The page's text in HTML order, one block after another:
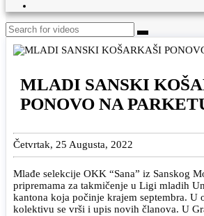
MLADI SANSKI
PONOVO NA
Četvrtak, 25 Augusta, 2022
Mlađe selekcije OKK “Sana” iz Sanskog
pripremama za takmičenje u Ligi mladih
kantona koja počinje krajem septembra. U
kolektivu se vrši i upis novih članova. U